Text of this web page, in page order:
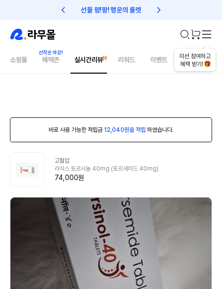
선물 팡!팡! 행운의 룰렛 친구초대 1만원 리워드!
미션 참여하고
혜택 받기!
쇼핑몰 혜택존 실시간리뷰 리워드 이벤트 건강매거진
바로 사용 가능한 적립금 12,040원을 적립 하였습니다.
고혈압
라식스 토르시놀 40mg (토르세미드 40mg)
74,000원